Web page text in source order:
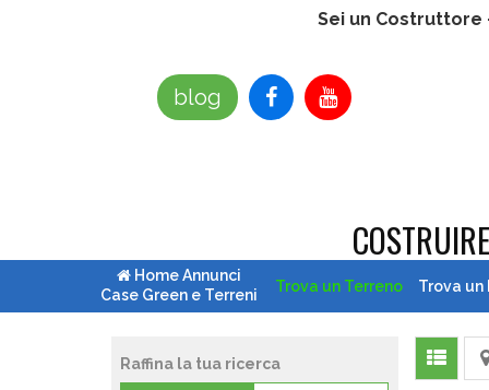
Sei un
blog
COSTRUIRE
Home Annunci
Case Green e Terreni
Trova un Terreno Trova un
Raffina la tua ricerca